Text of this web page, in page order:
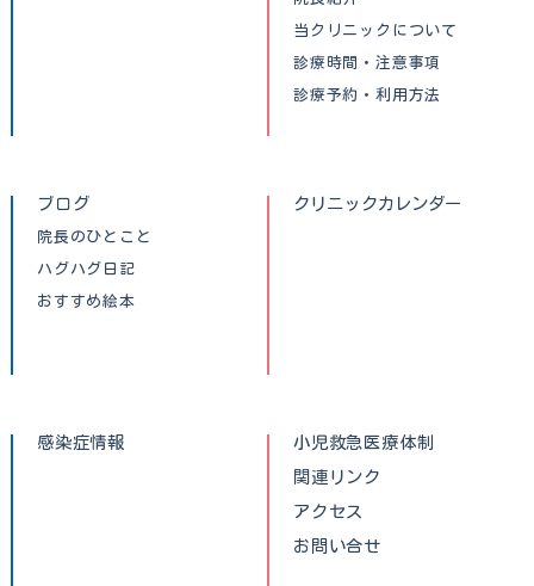
当クリニックについて
診療時間・注意事項
診療予約・利用方法
ブログ
院長のひとこと
ハグハグ日記
おすすめ絵本
クリニックカレンダー
感染症情報
小児救急医療体制
関連リンク
アクセス
お問い合せ